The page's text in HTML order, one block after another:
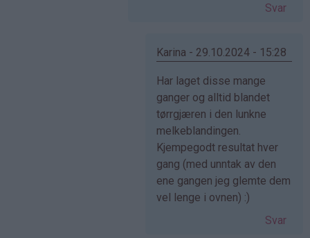
(ikke
Svar
Karina - 29.10.2024 - 15:28
Som
svar
på
av
Anonym
(ikke
bekreftet)
Har laget disse mange
ganger og alltid blandet
tørrgjæren i den lunkne
melkeblandingen.
Kjempegodt resultat hver
gang (med unntak av den
ene gangen jeg glemte dem
vel lenge i ovnen) :)
Svar